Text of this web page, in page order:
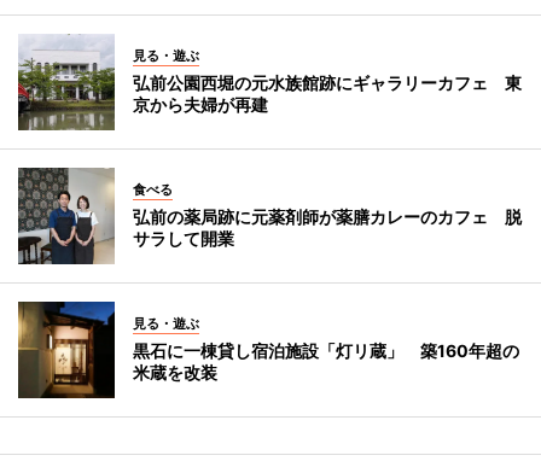
見る・遊ぶ
弘前公園西堀の元水族館跡にギャラリーカフェ 東
京から夫婦が再建
食べる
弘前の薬局跡に元薬剤師が薬膳カレーのカフェ 脱
サラして開業
見る・遊ぶ
黒石に一棟貸し宿泊施設「灯リ蔵」 築160年超の
米蔵を改装